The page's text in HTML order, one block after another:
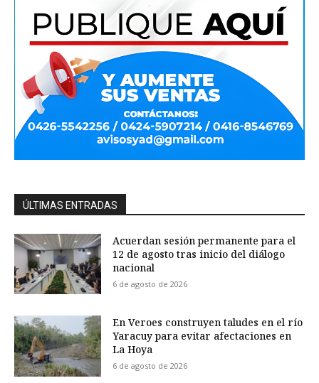
ÚLTIMAS ENTRADAS
Acuerdan sesión permanente para el
12 de agosto tras inicio del diálogo
nacional
6 de agosto de 2026
En Veroes construyen taludes en el río
Yaracuy para evitar afectaciones en
La Hoya
6 de agosto de 2026